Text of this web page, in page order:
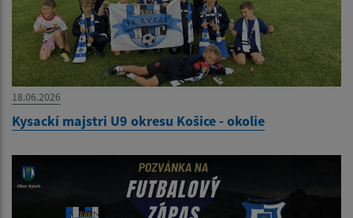
18.06.2026
Kysackí majstri U9 okresu Košice - okolie